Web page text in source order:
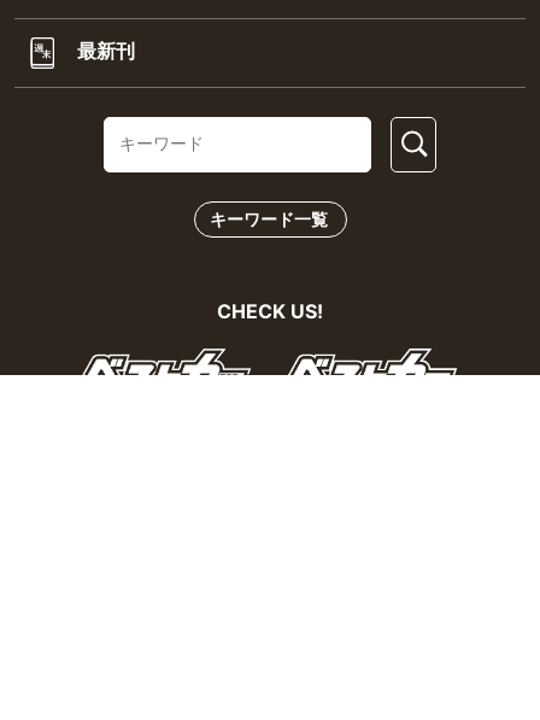
最新刊
キーワード一覧
CHECK US!